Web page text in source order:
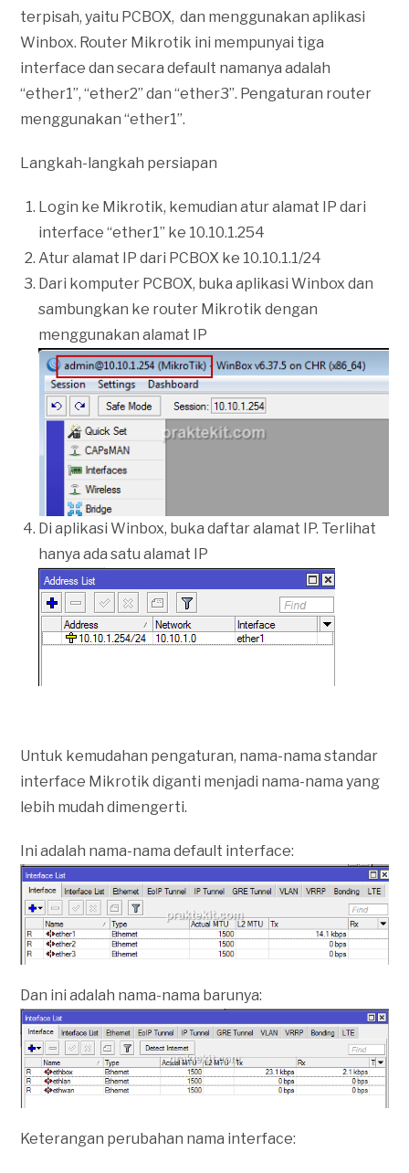
terpisah, yaitu PCBOX, dan menggunakan aplikasi
Winbox. Router Mikrotik ini mempunyai tiga
interface dan secara default namanya adalah
“ether1”, “ether2” dan “ether3”. Pengaturan router
menggunakan “ether1”.
Langkah-langkah persiapan
Login ke Mikrotik, kemudian atur alamat IP dari
interface “ether1” ke 10.10.1.254
Atur alamat IP dari PCBOX ke 10.10.1.1/24
Dari komputer PCBOX, buka aplikasi Winbox dan
sambungkan ke router Mikrotik dengan
menggunakan alamat IP
Di aplikasi Winbox, buka daftar alamat IP. Terlihat
hanya ada satu alamat IP
Untuk kemudahan pengaturan, nama-nama standar
interface Mikrotik diganti menjadi nama-nama yang
lebih mudah dimengerti.
Ini adalah nama-nama default interface:
Dan ini adalah nama-nama barunya:
Keterangan perubahan nama interface: